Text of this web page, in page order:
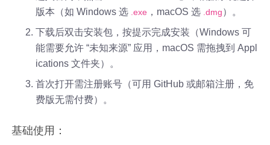
版本（如 Windows 选 .exe ，macOS 选 .dmg）。
下载后双击安装包，按提示完成安装（Windows 可
能需要允许 “未知来源” 应用，macOS 需拖拽到 Appl
ications 文件夹）。
首次打开需注册账号（可用 GitHub 或邮箱注册，免
费版无需付费）。
基础使用：